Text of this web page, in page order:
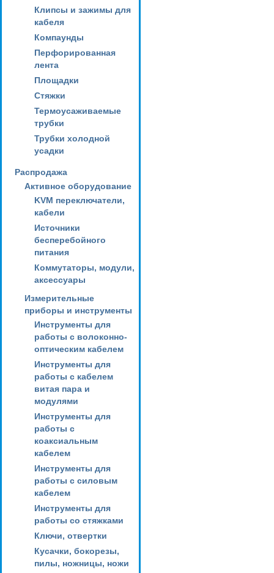
Клипсы и зажимы для
кабеля
Компаунды
Перфорированная
лента
Площадки
Стяжки
Термоусаживаемые
трубки
Трубки холодной
усадки
Распродажа
Активное оборудование
KVM переключатели,
кабели
Источники
бесперебойного
питания
Коммутаторы, модули,
аксессуары
Измерительные
приборы и инструменты
Инструменты для
работы с волоконно-
оптическим кабелем
Инструменты для
работы с кабелем
витая пара и
модулями
Инструменты для
работы с
коаксиальным
кабелем
Инструменты для
работы с силовым
кабелем
Инструменты для
работы со стяжками
Ключи, отвертки
Кусачки, бокорезы,
пилы, ножницы, ножи